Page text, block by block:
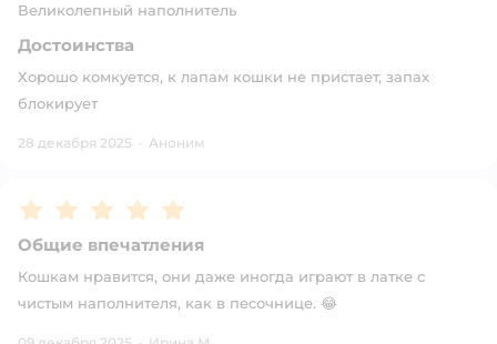
Великолепный наполнитель
Достоинства
Хорошо комкуется, к лапам кошки не пристает, запах
блокирует
28 декабря 2025 · Аноним
Рейтинг:5
Общие впечатления
Кошкам нравится, они даже иногда играют в латке с
чистым наполнителя, как в песочнице. 😂